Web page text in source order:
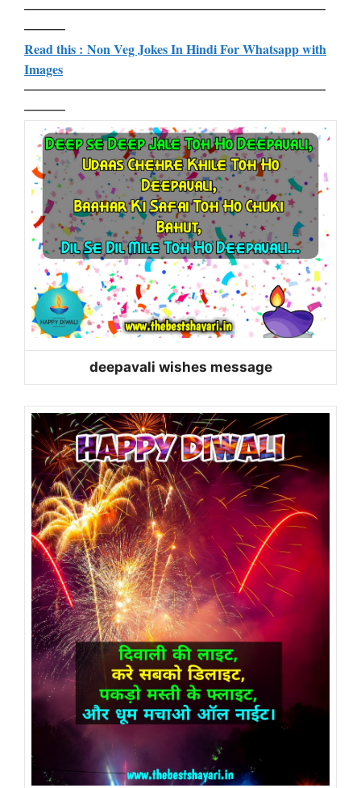
——————————————————————
———
Read this : Non Veg Jokes In Hindi For Whatsapp with
Images
——————————————————————
———
deepavali wishes message